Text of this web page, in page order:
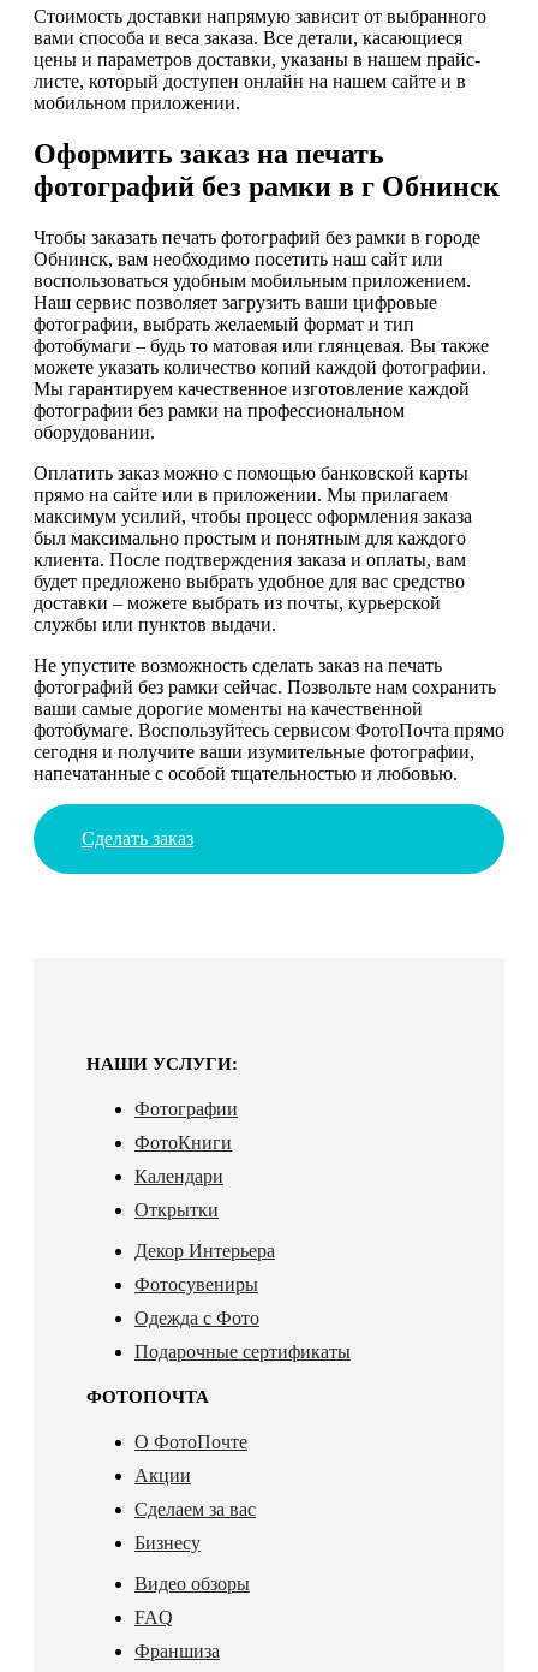
Стоимость доставки напрямую зависит от выбранного
вами способа и веса заказа. Все детали, касающиеся
цены и параметров доставки, указаны в нашем прайс-
листе, который доступен онлайн на нашем сайте и в
мобильном приложении.
Оформить заказ на печать
фотографий без рамки в г Обнинск
Чтобы заказать печать фотографий без рамки в городе
Обнинск, вам необходимо посетить наш сайт или
воспользоваться удобным мобильным приложением.
Наш сервис позволяет загрузить ваши цифровые
фотографии, выбрать желаемый формат и тип
фотобумаги – будь то матовая или глянцевая. Вы также
можете указать количество копий каждой фотографии.
Мы гарантируем качественное изготовление каждой
фотографии без рамки на профессиональном
оборудовании.
Оплатить заказ можно с помощью банковской карты
прямо на сайте или в приложении. Мы прилагаем
максимум усилий, чтобы процесс оформления заказа
был максимально простым и понятным для каждого
клиента. После подтверждения заказа и оплаты, вам
будет предложено выбрать удобное для вас средство
доставки – можете выбрать из почты, курьерской
службы или пунктов выдачи.
Не упустите возможность сделать заказ на печать
фотографий без рамки сейчас. Позвольте нам сохранить
ваши самые дорогие моменты на качественной
фотобумаге. Воспользуйтесь сервисом ФотоПочта прямо
сегодня и получите ваши изумительные фотографии,
напечатанные с особой тщательностью и любовью.
Сделать заказ
НАШИ УСЛУГИ:
Фотографии
ФотоКниги
Календари
Открытки
Декор Интерьера
Фотосувениры
Одежда с Фото
Подарочные сертификаты
ФОТОПОЧТА
О ФотоПочте
Акции
Сделаем за вас
Бизнесу
Видео обзоры
FAQ
Франшиза